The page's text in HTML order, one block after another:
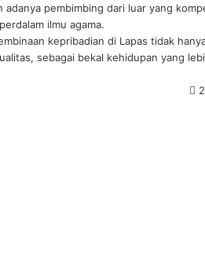
adanya pembimbing dari luar yang
ilmu agama.
kepribadian di Lapas tidak
sebagai bekal kehidupan yang